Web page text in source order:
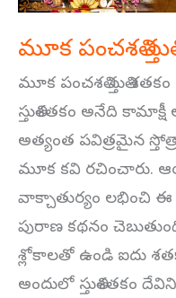
మూక పంచశతి
మూక పంచశతి స్తుతి
స్తుతిశతకం అనేది కామాక్షీ
అత్యంత పవిత్రమైన
మూక కవి రచించారు.
వాక్చాతుర్యం లభించి ఈ
పురాణ కథనం
శ్లోకాలతో ఉండి ఐదు
అందులో స్తుతిశతకం